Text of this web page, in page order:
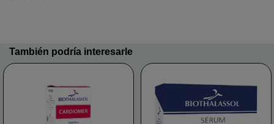
También podría interesarle